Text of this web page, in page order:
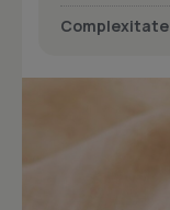
Complexitate